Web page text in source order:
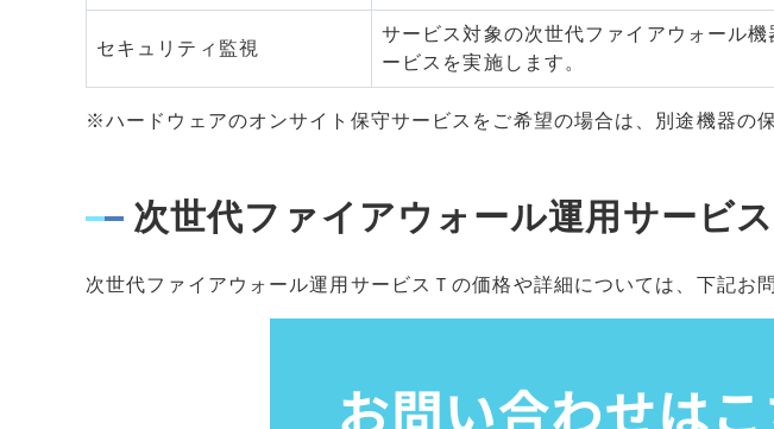
セキュリティ監視
サービス対象の次世代ファイアウォール
ービスを実施します。
※ハードウェアのオンサイト保守サービスをご希望の場合は、別途機器の
次世代ファイアウォール運用サービ
次世代ファイアウォール運用サービスＴの価格や詳細については、下記お